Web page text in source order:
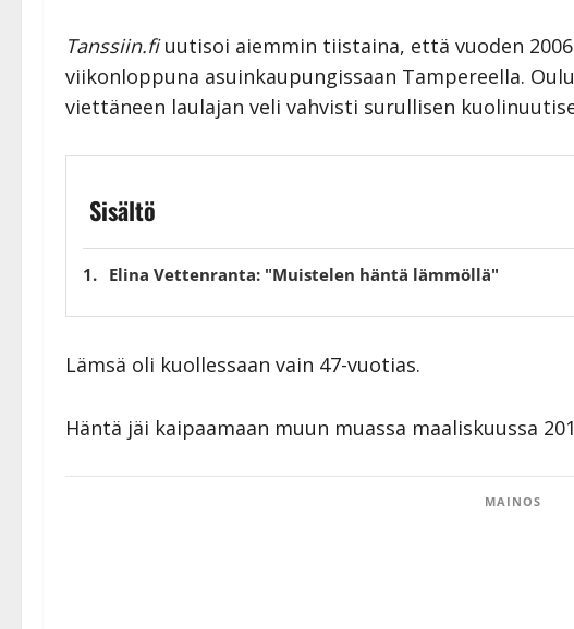
Tanssiin.fiuutisoi aiemmin tiistaina, että vuoden
viikonloppuna asuinkaupungissaan Tampereella.
viettäneen laulajan veli vahvisti surullisen
Sisältö
Elina Vettenranta: "Muistelen häntä lämmöllä"
Lämsä oli kuollessaan vain 47-vuotias.
Häntä jäi kaipaamaan muun muassa maaliskuussa
MAINOS